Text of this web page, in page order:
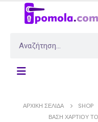
ΑΡΧΙΚΉ ΣΕΛΊΔΑ SHOP
ΒΆΣΗ ΧΑΡΤΙΟΎ